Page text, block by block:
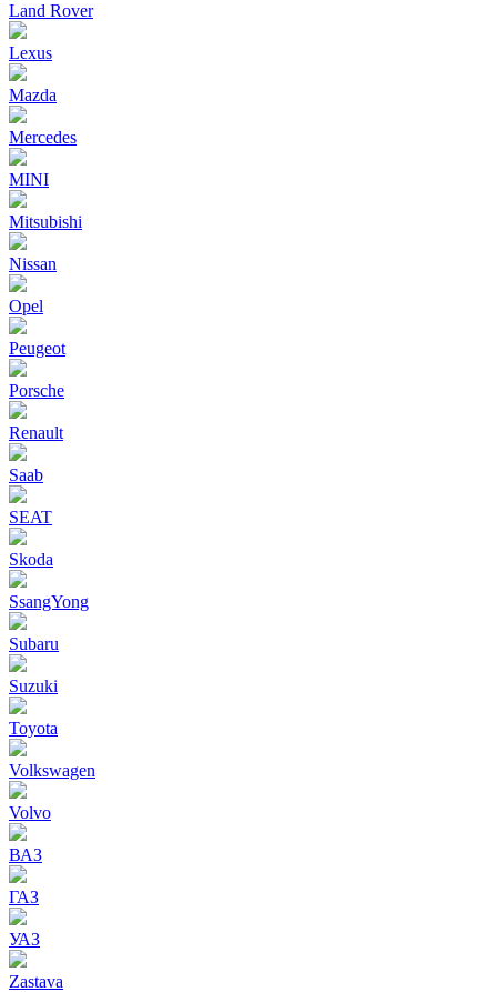
Land Rover
Lexus
Mazda
Mercedes
MINI
Mitsubishi
Nissan
Opel
Peugeot
Porsche
Renault
Saab
SEAT
Skoda
SsangYong
Subaru
Suzuki
Toyota
Volkswagen
Volvo
ВАЗ
ГАЗ
УАЗ
Zastava